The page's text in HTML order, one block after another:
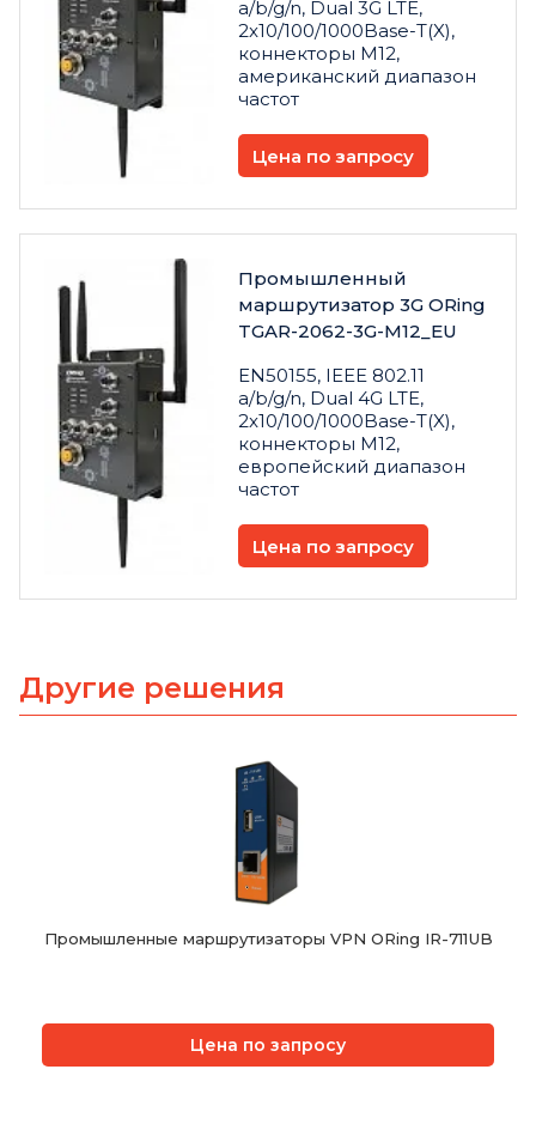
a/b/g/n, Dual 3G LTE,
2x10/100/1000Base-T(X),
коннекторы M12,
американский диапазон
частот
Цена по запросу
Промышленный
маршрутизатор 3G ORing
TGAR-2062-3G-M12_EU
EN50155, IEEE 802.11
a/b/g/n, Dual 4G LTE,
2x10/100/1000Base-T(X),
коннекторы M12,
европейский диапазон
частот
Цена по запросу
Другие решения
Промышленные маршрутизаторы VPN ORing IR-711UB
Цена по запросу